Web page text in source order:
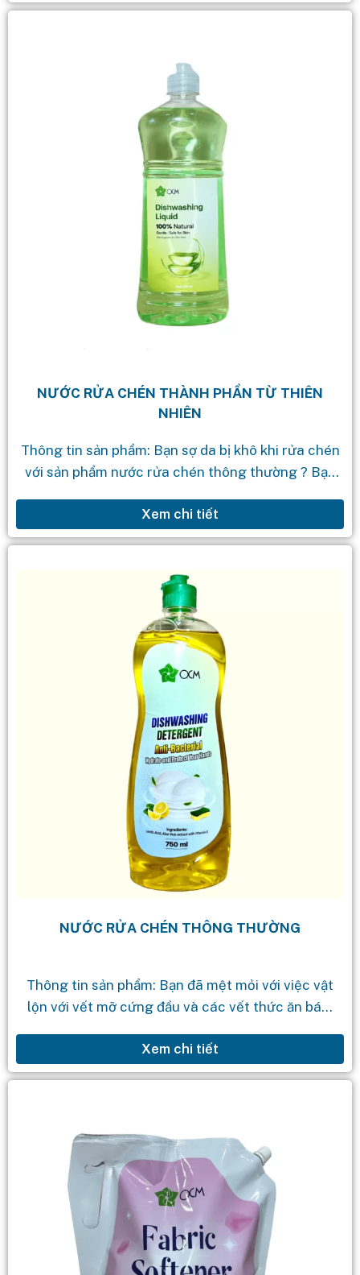
NƯỚC RỬA CHÉN THÀNH PHẦN TỪ THIÊN
NHIÊN
Thông tin sản phẩm: Bạn sợ da bị khô khi rửa chén
với sản phẩm nước rửa chén thông thường ? Bạn
Xem chi tiết
NƯỚC RỬA CHÉN THÔNG THƯỜNG
Thông tin sản phẩm: Bạn đã mệt mỏi với việc vật
lộn với vết mỡ cứng đầu và các vết thức ăn bám
Xem chi tiết